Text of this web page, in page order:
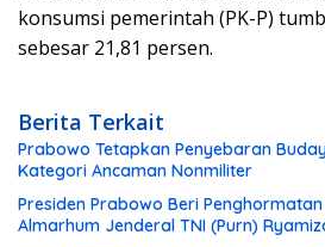
konsumsi pemerintah (PK-P)
sebesar 21,81 persen.
Berita Terkait
Prabowo Tetapkan Penyebaran
Kategori Ancaman Nonmiliter
Presiden Prabowo Beri
Almarhum Jenderal TNI (Purn)